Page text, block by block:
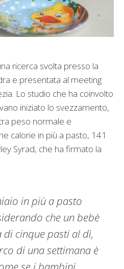
ricerca svolta presso la
e presentata al meeting
Lo studio che ha coinvolto
iniziato lo svezzamento,
peso normale e
calorie in più a pasto, 141
Syrad, che ha firmato la
in più a pasto
che un bebè
cinque pasti al dì,
di una settimana è